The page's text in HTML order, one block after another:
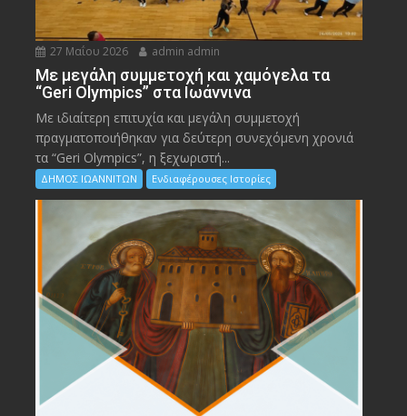
27 Μαΐου 2026 admin admin
Με μεγάλη συμμετοχή και χαμόγελα τα
“Geri Olympics” στα Ιωάννινα
Με ιδιαίτερη επιτυχία και μεγάλη συμμετοχή
πραγματοποιήθηκαν για δεύτερη συνεχόμενη χρονιά
τα “Geri Olympics”, η ξεχωριστή...
ΔΗΜΟΣ ΙΩΑΝΝΙΤΩΝ Ενδιαφέρουσες Ιστορίες